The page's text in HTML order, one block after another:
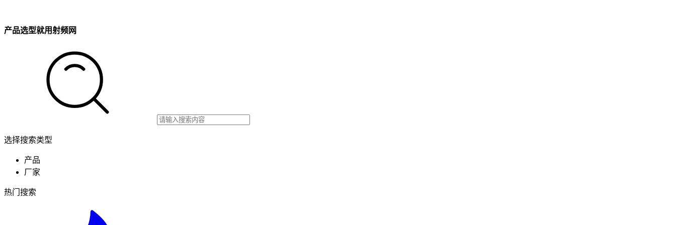
产品选型就用射频网
选择搜索类型
产品
厂家
热门搜索